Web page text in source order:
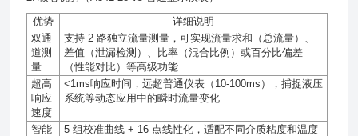
优势
详细说明
双通
道测
量
支持 2 路独立流量测量，可实现流量求和 （总流量）、
差值 （泄漏检测）、 比率 （混合比例）或百分比偏差
（性能对比）等高级功能
超高
响应
速度
<1ms响应时间，远超普通仪表（ 10-100ms ），捕捉液压
系统等动态应用中的瞬时流量变化
智能
5组校准曲线 + 16 点线性化，适配不同介质粘度和温度